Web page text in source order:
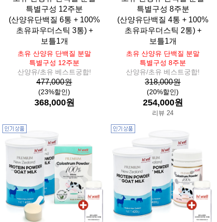
특별구성 12주분
(산양유단백질 6통 + 100%
초유파우더스틱 3통) +
보틀1개
초유 산양유 단백질 분말
특별구성 12주분
산양유/초유 베스트궁합!
477,000원
(23%할인)
368,000원
특별구성 8주분
(산양유단백질 4통 + 100%
초유파우더스틱 2통) +
보틀1개
초유 산양유 단백질 분말
특별구성 8주분
산양유/초유 베스트궁합!
318,000원
(20%할인)
254,000원
리뷰 24